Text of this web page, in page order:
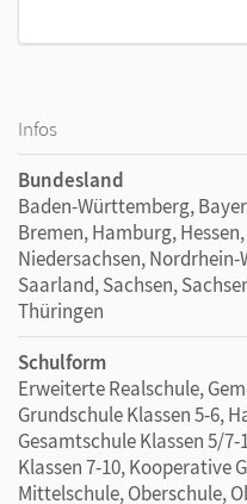
Infos
Bundesland
Baden-Württemberg,
Bremen, Hamburg,
Niedersachsen,
Saarland, Sachsen,
Thüringen
Schulform
Erweiterte Realschule,
Grundschule Klassen 5-6,
Gesamtschule Klassen 5/
Klassen 7-10, Kooperative
Mittelschule, Oberschule,